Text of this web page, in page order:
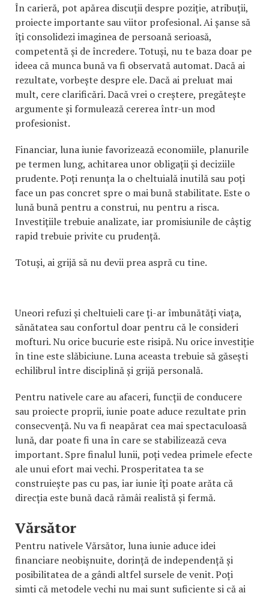
În carieră, pot apărea discuții despre poziție, atribuții,
proiecte importante sau viitor profesional. Ai șanse să
îți consolidezi imaginea de persoană serioasă,
competentă și de încredere. Totuși, nu te baza doar pe
ideea că munca bună va fi observată automat. Dacă ai
rezultate, vorbește despre ele. Dacă ai preluat mai
mult, cere clarificări. Dacă vrei o creștere, pregătește
argumente și formulează cererea într-un mod
profesionist.
Financiar, luna iunie favorizează economiile, planurile
pe termen lung, achitarea unor obligații și deciziile
prudente. Poți renunța la o cheltuială inutilă sau poți
face un pas concret spre o mai bună stabilitate. Este o
lună bună pentru a construi, nu pentru a risca.
Investițiile trebuie analizate, iar promisiunile de câștig
rapid trebuie privite cu prudență.
Totuși, ai grijă să nu devii prea aspră cu tine.
Uneori refuzi și cheltuieli care ți-ar îmbunătăți viața,
sănătatea sau confortul doar pentru că le consideri
mofturi. Nu orice bucurie este risipă. Nu orice investiție
în tine este slăbiciune. Luna aceasta trebuie să găsești
echilibrul între disciplină și grijă personală.
Pentru nativele care au afaceri, funcții de conducere
sau proiecte proprii, iunie poate aduce rezultate prin
consecvență. Nu va fi neapărat cea mai spectaculoasă
lună, dar poate fi una în care se stabilizează ceva
important. Spre finalul lunii, poți vedea primele efecte
ale unui efort mai vechi. Prosperitatea ta se
construiește pas cu pas, iar iunie îți poate arăta că
direcția este bună dacă rămâi realistă și fermă.
Vărsător
Pentru nativele Vărsător, luna iunie aduce idei
financiare neobișnuite, dorință de independență și
posibilitatea de a gândi altfel sursele de venit. Poți
simți că metodele vechi nu mai sunt suficiente și că ai